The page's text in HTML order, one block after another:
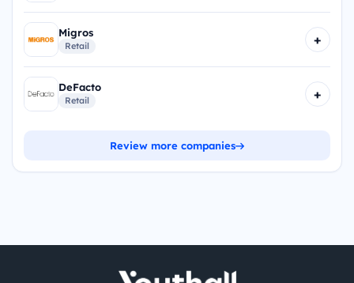
Migros
Retail +
DeFacto
Retail +
Review more companies